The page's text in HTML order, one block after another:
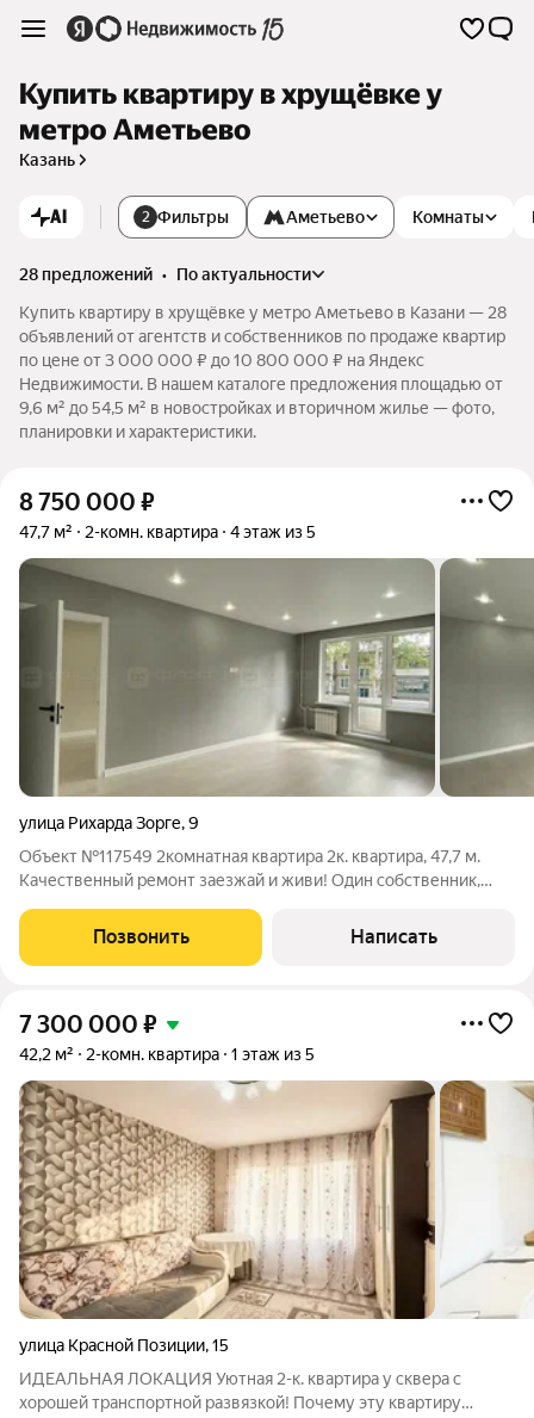
Купить квартиру в хрущёвке у
метро Аметьево
Казань
AI 2 Фильтры Комнаты
Аметьево
28 предложений •
по актуальности
Купить квартиру в хрущёвке у метро Аметьево в Казани — 28
объявлений от агентств и собственников по продаже квартир
по цене от 3 000 000 ₽ до 10 800 000 ₽ на Яндекс
Недвижимости. В нашем каталоге предложения площадью от
9,6 м² до 54,5 м² в новостройках и вторичном жилье — фото,
планировки и характеристики.
8 750 000 ₽
47,7 м² 2-комн. квартира 4 этаж из 5
улица Рихарда Зорге,9
Объект №117549 2комнатная квартира 2к. квартира, 47,7 м.
Качественный ремонт заезжай и живи! Один собственник,
сделки. Рядом: детский сад № 330, гимназия № 8, поликлиника,
магазины, аптеки,
Позвонить Написать
7 300 000 ₽
42,2 м² 2-комн. квартира 1 этаж из 5
улица Красной Позиции,15
ИДЕАЛЬНАЯ ЛОКАЦИЯ Уютная 2-к. квартира у сквера с
хорошей транспортной развязкой! Почему эту квартиру